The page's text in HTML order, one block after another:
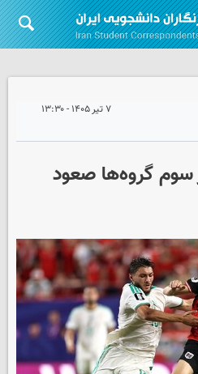
۷ تیر ۱۴۰۵ - ۱۳:۳۰
گروه‌ها صعود